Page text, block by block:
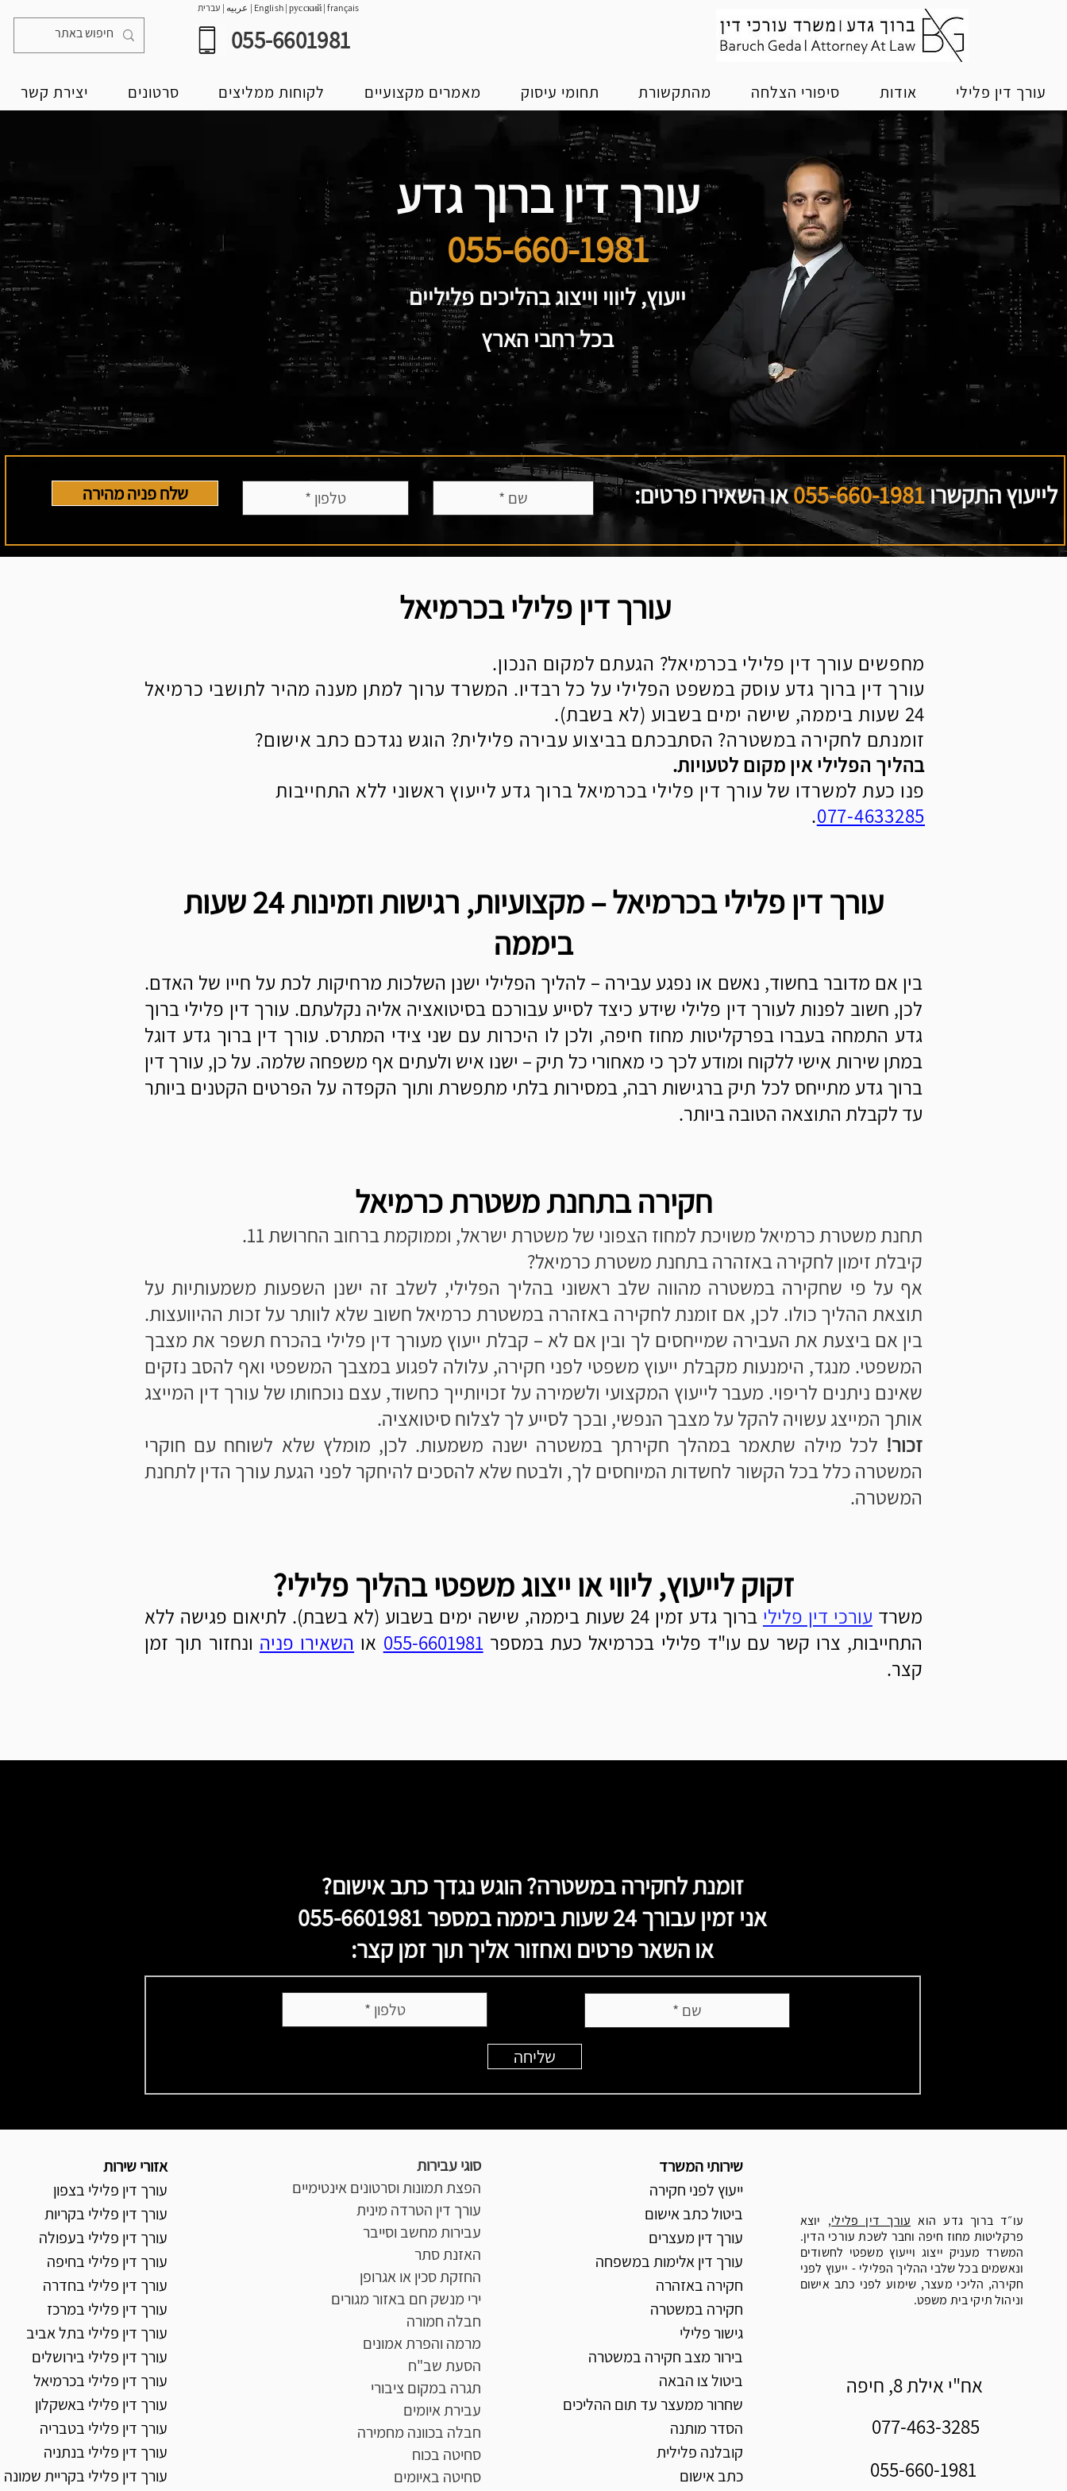
عربيه | עברית | English |русский |français
055-6601981
עורך דין פלילי אודות סיפורי הצלחה מהתקשורת תחומי עיסוק מאמרים מקצועיים לקוחות ממליצים סרטונים יצירת קשר
עורך דין ברוך גדע
055-660-1981
ייעוץ, ליווי וייצוג בהליכים פליליים
בכל רחבי הארץ
שלח פניה מהירה לייעוץ התקשרו055-660-1981או השאירו פרטים:
עורך דין פלילי בכרמיאל
מחפשים עורך דין פלילי בכרמיאל? הגעתם למקום הנכון.
עורך דין ברוך גדע עוסק במשפט הפלילי על כל רבדיו. המשרד ערוך למתן מענה מהיר לתושבי כרמיאל
24 שעות ביממה, שישה ימים בשבוע (לא בשבת).
זומנתם לחקירה במשטרה? הסתבכתם בביצוע עבירה פלילית? הוגש נגדכם כתב אישום?
בהליך הפלילי אין מקום לטעויות.
פנו כעת למשרדו של עורך דין פלילי בכרמיאל ברוך גדע לייעוץ ראשוני ללא התחייבות
077-4633285
.
עורך דין פלילי בכרמיאל – מקצועיות, רגישות וזמינות 24 שעות
ביממה
בין אם מדובר בחשוד, נאשם או נפגע עבירה – להליך הפלילי ישנן השלכות מרחיקות לכת על חייו של האדם.
לכן, חשוב לפנות לעורך דין פלילי שידע כיצד לסייע עבורכם בסיטואציה אליה נקלעתם. עורך דין פלילי ברוך
גדע התמחה בעברו בפרקליטות מחוז חיפה, ולכן לו היכרות עם שני צידי המתרס. עורך דין ברוך גדע דוגל
במתן שירות אישי ללקוח ומודע לכך כי מאחורי כל תיק – ישנו איש ולעתים אף משפחה שלמה. על כן, עורך דין
ברוך גדע מתייחס לכל תיק ברגישות רבה, במסירות בלתי מתפשרת ותוך הקפדה על הפרטים הקטנים ביותר
עד לקבלת התוצאה הטובה ביותר.
חקירה בתחנת משטרת כרמיאל
תחנת משטרת כרמיאל משויכת למחוז הצפוני של משטרת ישראל, וממוקמת ברחוב החרושת 11.
קיבלת זימון לחקירה באזהרה בתחנת משטרת כרמיאל?
אף על פי שחקירה במשטרה מהווה שלב ראשוני בהליך הפלילי, לשלב זה ישנן השפעות משמעותיות על
תוצאת ההליך כולו. לכן, אם זומנת לחקירה באזהרה במשטרת כרמיאל חשוב שלא לוותר על זכות ההיוועצות.
בין אם ביצעת את העבירה שמייחסים לך ובין אם לא – קבלת ייעוץ מעורך דין פלילי בהכרח תשפר את מצבך
המשפטי. מנגד, הימנעות מקבלת ייעוץ משפטי לפני חקירה, עלולה לפגוע במצבך המשפטי ואף להסב נזקים
שאינם ניתנים לריפוי. מעבר לייעוץ המקצועי ולשמירה על זכויותייך כחשוד, עצם נוכחותו של עורך דין המייצג
אותך המייצג עשויה להקל על מצבך הנפשי, ובכך לסייע לך לצלוח סיטואציה.
זכור! לכל מילה שתאמר במהלך חקירתך במשטרה ישנה משמעות. לכן, מומלץ שלא לשוחח עם חוקרי
המשטרה כלל בכל הקשור לחשדות המיוחסים לך, ולבטח שלא להסכים להיחקר לפני הגעת עורך הדין לתחנת
המשטרה.
זקוק לייעוץ, ליווי או ייצוג משפטי בהליך פלילי?
משרד עורכי דין פלילי
ברוך גדע זמין 24 שעות ביממה, שישה ימים בשבוע (לא בשבת). לתיאום פגישה ללא
התחייבות, צרו קשר עם עו"ד פלילי בכרמיאל כעת במספר 055-6601981 או השאירו פניה ונחזור תוך זמן
קצר.
זומנת לחקירה במשטרה? הוגש נגדך כתב אישום?
אני זמין עבורך 24 שעות ביממה במספר
055-6601981
או השאר פרטים ואחזור אליך תוך זמן קצר:
שליחה
אזורי שירות
עורך דין פלילי בצפון
עורך דין פלילי בקריות
עורך דין פלילי בעפולה
עורך דין פלילי בחיפה
עורך דין פלילי בחדרה
עורך דין פלילי במרכז
עורך דין פלילי בתל אביב
עורך דין פלילי בירושלים
עורך דין פלילי בכרמיאל
עורך דין פלילי באשקלון
עורך דין פלילי בטבריה
עורך דין פלילי בנתניה
עורך דין פלילי בקריית שמונה
סוגי עבירות
הפצת תמונות וסרטונים אינטימיים
עורך דין הטרדה מינית
עבירות מחשב וסייבר
האזנת סתר
החזקת סכין או אגרופן
ירי מנשק חם באזור מגורים
חבלה חמורה
מרמה והפרת אמונים
הסעת שב"ח
תגרה במקום ציבורי
עבירת איומים
חבלה בכוונה מחמירה
סחיטה בכוח
סחיטה באיומים
שירותי המשרד
ייעוץ לפני חקירה
ביטול כתב אישום
עורך דין מעצרים
עורך דין אלימות במשפחה
חקירה באזהרה
חקירה במשטרה
גישור פלילי
בירור מצב חקירה במשטרה
ביטול צו הבאה
שחרור ממעצר עד תום ההליכים
הסדר מותנה
קובלנה פלילית
כתב אישום
עו״ד ברוך גדע הוא עורך דין פלילי, יוצא
פרקליטות מחוז חיפה וחבר לשכת עורכי הדין.
המשרד מעניק ייצוג וייעוץ משפטי לחשודים
ונאשמים בכל שלבי ההליך הפלילי - ייעוץ לפני
חקירה, הליכי מעצר, שימוע לפני כתב אישום
וניהול תיקי בית משפט.
אח"י אילת 8, חיפה
077-463-3285
055-660-1981